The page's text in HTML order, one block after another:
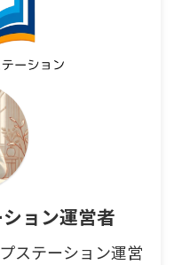
ョン運営者
ステーション運営